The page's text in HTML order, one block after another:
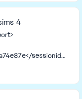
4
sessionid>
createti...